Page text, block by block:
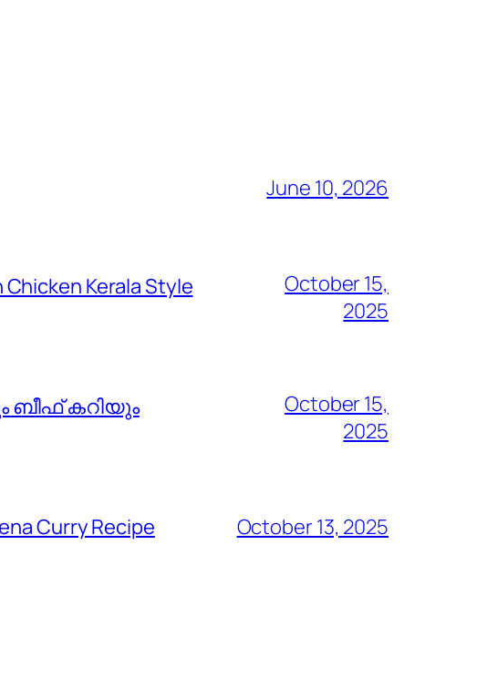
June 10, 2026
Kerala Style
October 15,
2025
ബീഫ് കറിയും
October 15,
2025
Curry Recipe October 13, 2025